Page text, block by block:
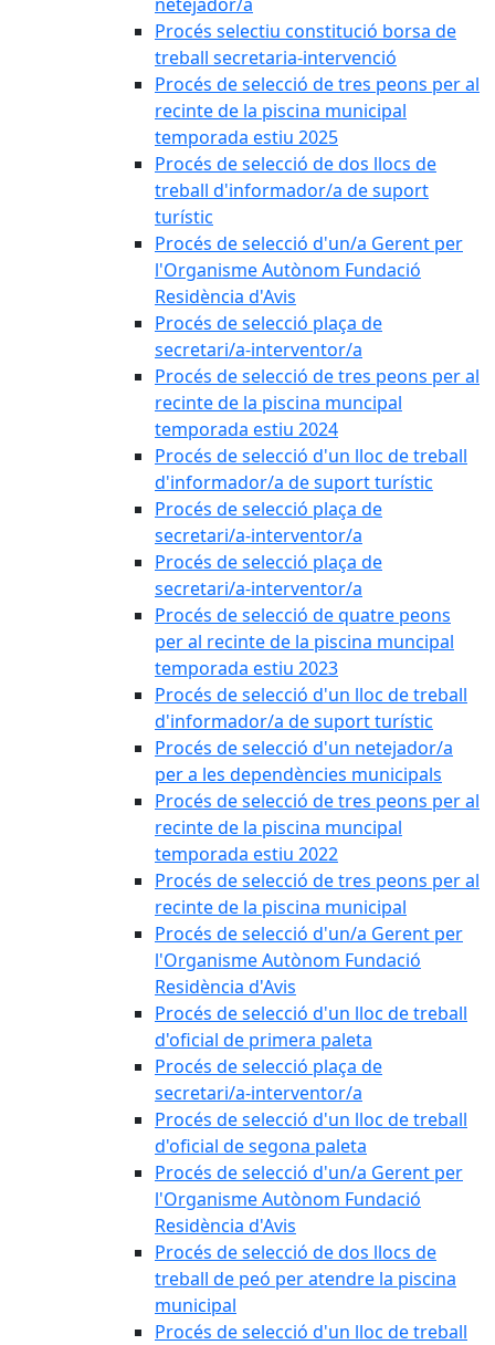
Procés selectiu constitució borsa de
treball secretaria-intervenció
Procés de selecció de tres peons per al
recinte de la piscina municipal
temporada estiu 2025
Procés de selecció de dos llocs de
treball d'informador/a de suport
turístic
Procés de selecció d'un/a Gerent per
l'Organisme Autònom Fundació
Residència d'Avis
Procés de selecció plaça de
secretari/a-interventor/a
Procés de selecció de tres peons per al
recinte de la piscina muncipal
temporada estiu 2024
Procés de selecció d'un lloc de treball
d'informador/a de suport turístic
Procés de selecció plaça de
secretari/a-interventor/a
Procés de selecció plaça de
secretari/a-interventor/a
Procés de selecció de quatre peons
per al recinte de la piscina muncipal
temporada estiu 2023
Procés de selecció d'un lloc de treball
d'informador/a de suport turístic
Procés de selecció d'un netejador/a
per a les dependències municipals
Procés de selecció de tres peons per al
recinte de la piscina muncipal
temporada estiu 2022
Procés de selecció de tres peons per al
recinte de la piscina municipal
Procés de selecció d'un/a Gerent per
l'Organisme Autònom Fundació
Residència d'Avis
Procés de selecció d'un lloc de treball
d'oficial de primera paleta
Procés de selecció plaça de
secretari/a-interventor/a
Procés de selecció d'un lloc de treball
d'oficial de segona paleta
Procés de selecció d'un/a Gerent per
l'Organisme Autònom Fundació
Residència d'Avis
Procés de selecció de dos llocs de
treball de peó per atendre la piscina
municipal
Procés de selecció d'un lloc de treball